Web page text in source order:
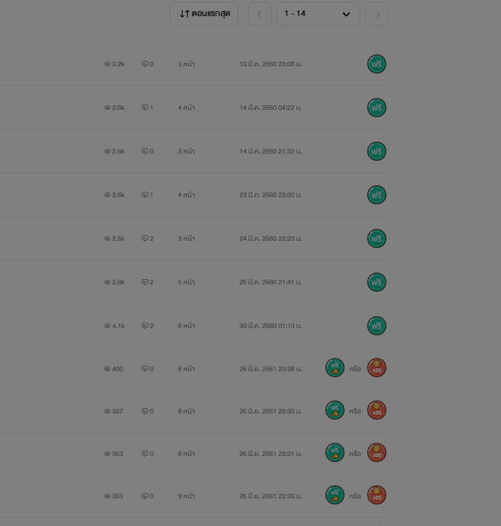
ตอนแรกสุด
3.2k 0 3 หน้า 13 มี.ค. 2560 23:08 น.
2.6k 1 4 หน้า 14 มี.ค. 2560 04:22 น.
2.6k 0 3 หน้า 14 มี.ค. 2560 21:32 น.
2.6k 1 4 หน้า 23 มี.ค. 2560 23:00 น.
2.5k 2 3 หน้า 24 มี.ค. 2560 22:23 น.
2.6k 2 5 หน้า 26 มี.ค. 2560 21:41 น.
4.1k 2 8 หน้า 30 มี.ค. 2560 01:13 น.
400 0 8 หน้า 26 มิ.ย. 2561 23:28 น. หรือ 400
337 0 8 หน้า 26 มิ.ย. 2561 23:30 น. หรือ 400
353 0 8 หน้า 26 มิ.ย. 2561 23:31 น. หรือ 400
359 0 9 หน้า 26 มิ.ย. 2561 23:33 น. หรือ 400